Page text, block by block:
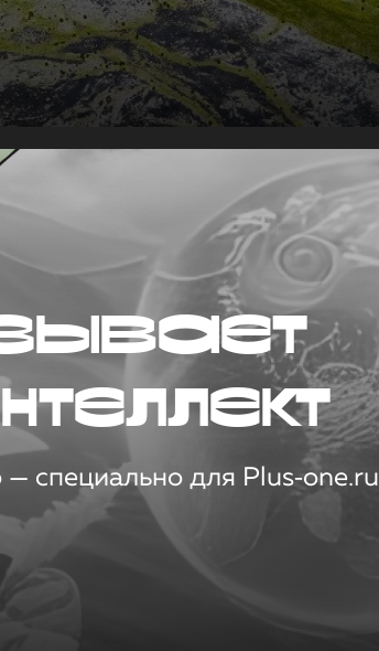
специально для Plus‑one.ru